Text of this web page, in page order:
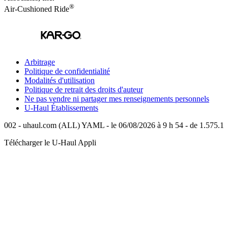
Air-Cushioned Ride®
Arbitrage
Politique de confidentialité
Modalités d'utilisation
Politique de retrait des droits d'auteur
Ne pas vendre ni partager mes renseignements personnels
U-Haul Établissements
002 - uhaul.com (ALL) YAML - le 06/08/2026 à 9 h 54 - de 1.575.1
Télécharger le U-Haul Appli